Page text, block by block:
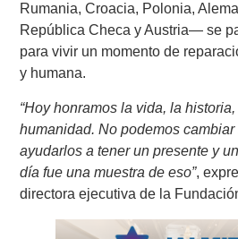
Rumania, Croacia, Polonia,
República Checa y Austria— se
para vivir un momento de
y humana.
“Hoy honramos la vida, la
humanidad. No podemos
ayudarlos a tener un presente y
día fue una muestra de eso”,
directora ejecutiva de la